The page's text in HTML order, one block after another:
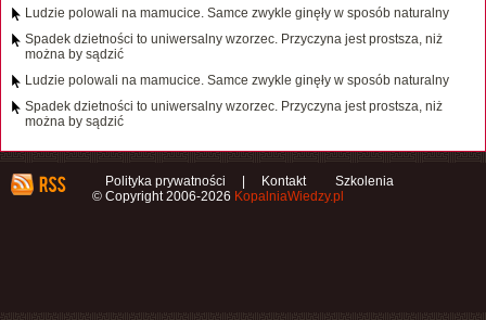
Ludzie polowali na mamucice. Samce zwykle ginęły w sposób naturalny
Spadek dzietności to uniwersalny wzorzec. Przyczyna jest prostsza, niż
można by sądzić
Ludzie polowali na mamucice. Samce zwykle ginęły w sposób naturalny
Spadek dzietności to uniwersalny wzorzec. Przyczyna jest prostsza, niż
można by sądzić
Polityka prywatności Kontakt
Szkolenia
© Copyright 2006-2026 KopalniaWiedzy.pl